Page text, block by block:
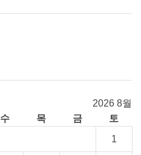
2026 8월
수 목 금
토
1